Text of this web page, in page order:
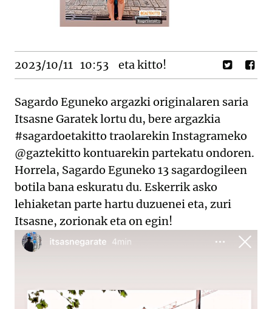
2023/10/11 10:53 eta kitto!
Sagardo Eguneko argazki originalaren saria
Itsasne Garatek lortu du, bere argazkia
#sagardoetakitto traolarekin Instagrameko
@gaztekitto kontuarekin partekatu ondoren.
Horrela, Sagardo Eguneko 13 sagardogileen
botila bana eskuratu du. Eskerrik asko
lehiaketan parte hartu duzuenei eta, zuri
Itsasne, zorionak eta on egin!